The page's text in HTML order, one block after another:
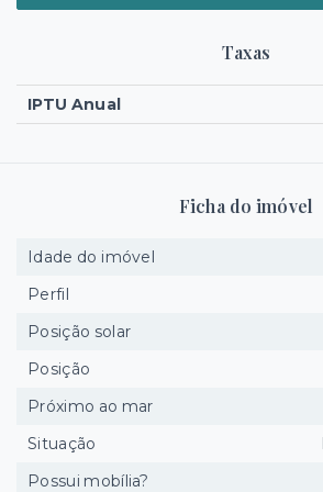
Taxas
IPTU Anual
Ficha do imóvel
Idade do imóvel
Perfil
Posição solar
Posição
Próximo ao mar
Situação
Possui mobília?